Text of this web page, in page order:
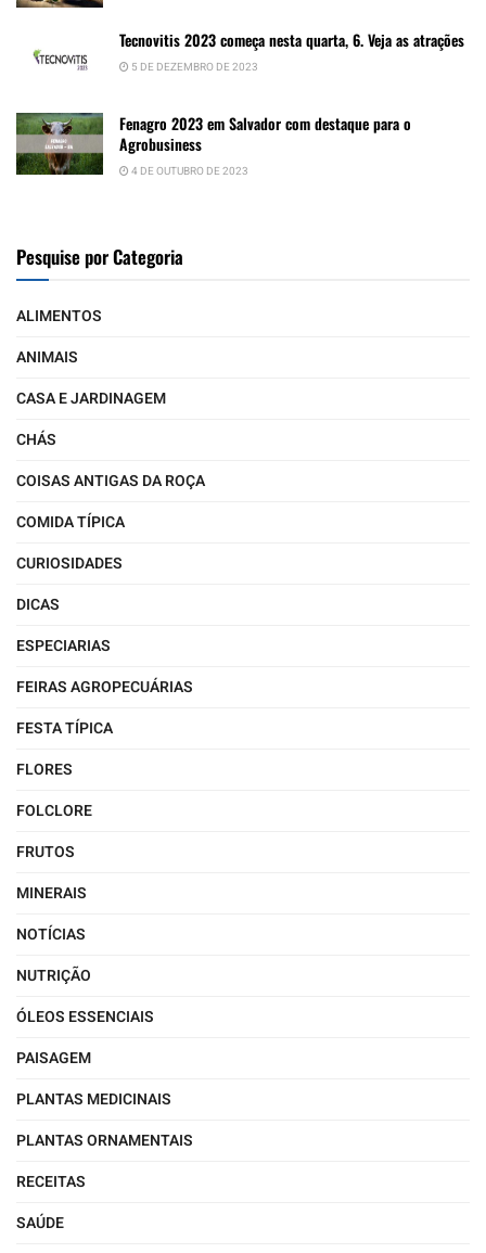
Tecnovitis 2023 começa nesta quarta, 6. Veja as atrações
5 DE DEZEMBRO DE 2023
Fenagro 2023 em Salvador com destaque para o
Agrobusiness
4 DE OUTUBRO DE 2023
Pesquise por Categoria
ALIMENTOS
ANIMAIS
CASA E JARDINAGEM
CHÁS
COISAS ANTIGAS DA ROÇA
COMIDA TÍPICA
CURIOSIDADES
DICAS
ESPECIARIAS
FEIRAS AGROPECUÁRIAS
FESTA TÍPICA
FLORES
FOLCLORE
FRUTOS
MINERAIS
NOTÍCIAS
NUTRIÇÃO
ÓLEOS ESSENCIAIS
PAISAGEM
PLANTAS MEDICINAIS
PLANTAS ORNAMENTAIS
RECEITAS
SAÚDE